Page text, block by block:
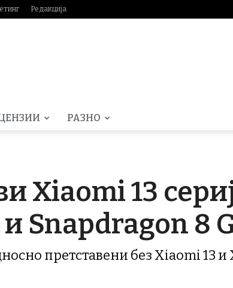
Редакција
РАЗНО
Xiaomi 13
Snapdragon 8
претставени без Xiaomi 13 и